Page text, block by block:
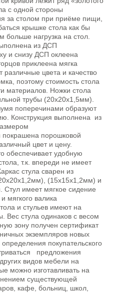
с одной стороны
за столом при приёме пищи,
крышке стола как бы
больше нагрузка на стол.
из ДСП
и снизу ДСП оклеена
приклеена мягка
различные цвета и качество
поэтому стоимость стола
материалов. Ножки стола
трубы (20х20х1,5мм).
поперечинами образуют
Конструкция выполнена из
порошковой
цвет и цену.
обеспечивает удобную
т.к. впереди не имеет
стула сварен из
(15х15х1,2мм) и
Стул имеет мягкое сидение
мягкого валика
и стульев имеют на
Вес стула одинаков с весом
зону получен сертификат
экземпляров новых
покупательского
предложения
видов мебели на
можно изготавливать на
существующей
кафе, больниц, школ,